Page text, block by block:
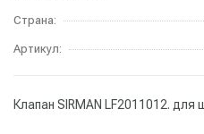
Страна:
Артикул:
Клапан SIRMAN LF2011012. для